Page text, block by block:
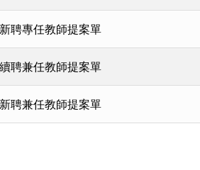
聘專任教師提案單
聘兼任教師提案單
聘兼任教師提案單